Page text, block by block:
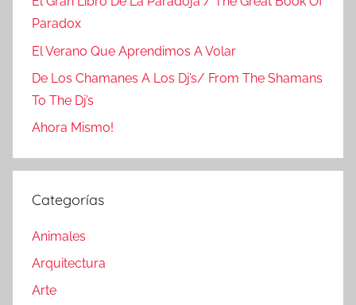
Paradox
El Verano Que Aprendimos A Volar
De Los Chamanes A Los Dj’s/ From The Shamans
To The Dj’s
Ahora Mismo!
Categorías
Animales
Arquitectura
Arte